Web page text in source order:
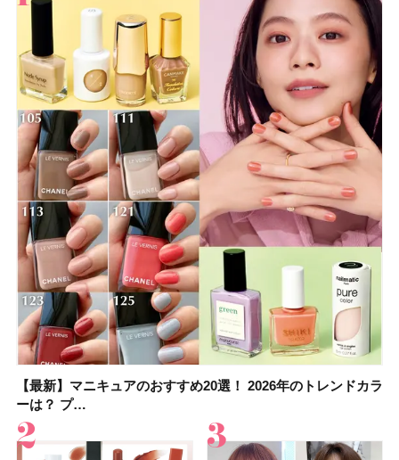
【最新】マニキュアのおすすめ20選！ 2026年のトレンドカラ
ーは？ プ…
大野真理子さんのリピ買い「ブライトニング」14選！ 透明肌
の秘訣を公開
【最新】マニキュアのおすすめ20選！ 2026年のトレンドカラ
ーは？ プ…
【2026夏】「香水・フレグランス」ランキングTOP5！＜美
容マニア・マ…
【板野友美さんの美活】「実はうねりやすいクセ毛なんで
す」美しいロングヘア…
【2026年夏】40代におすすめの髪型30選！ 若く見える・手
入れが楽な…
【フォロー＆いいねで当たる】中国割烹旅館 掬水亭の宿泊券
を1組2名様にプ…
【セザンヌ】「ブライトカラーシーラー」新色グリーンが8/7
に発売｜既存色…